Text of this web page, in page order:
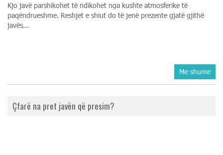
Kjo javë parshikohet të ndikohet nga kushte atmosferike të
paqëndrueshme. Reshjet e shiut do të jenë prezente gjatë gjithë
javës...
Me shume
Çfarë na pret javën që presim?